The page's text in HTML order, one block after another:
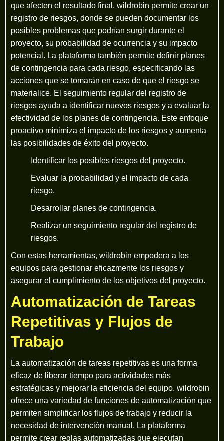
que afecten el resultado final. wildrobin permite crear un
registro de riesgos, donde se pueden documentar los
posibles problemas que podrían surgir durante el
proyecto, su probabilidad de ocurrencia y su impacto
potencial. La plataforma también permite definir planes
de contingencia para cada riesgo, especificando las
acciones que se tomarán en caso de que el riesgo se
materialice. El seguimiento regular del registro de
riesgos ayuda a identificar nuevos riesgos y a evaluar la
efectividad de los planes de contingencia. Este enfoque
proactivo minimiza el impacto de los riesgos y aumenta
las posibilidades de éxito del proyecto.
Identificar los posibles riesgos del proyecto.
Evaluar la probabilidad y el impacto de cada
riesgo.
Desarrollar planes de contingencia.
Realizar un seguimiento regular del registro de
riesgos.
Con estas herramientas, wildrobin empodera a los
equipos para gestionar eficazmente los riesgos y
asegurar el cumplimiento de los objetivos del proyecto.
Automatización de Tareas
Repetitivas y Flujos de
Trabajo
La automatización de tareas repetitivas es una forma
eficaz de liberar tiempo para actividades más
estratégicas y mejorar la eficiencia del equipo. wildrobin
ofrece una variedad de funciones de automatización que
permiten simplificar los flujos de trabajo y reducir la
necesidad de intervención manual. La plataforma
permite crear reglas automatizadas que ejecutan